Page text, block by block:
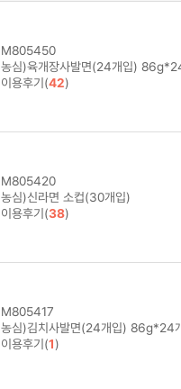
M805450
농심)육개장사발면(24개입)
이용후기(42)
M805420
농심)신라면 소컵(30개입)
이용후기(38)
M805417
농심)김치사발면(24개입) 86g*24
이용후기(1)